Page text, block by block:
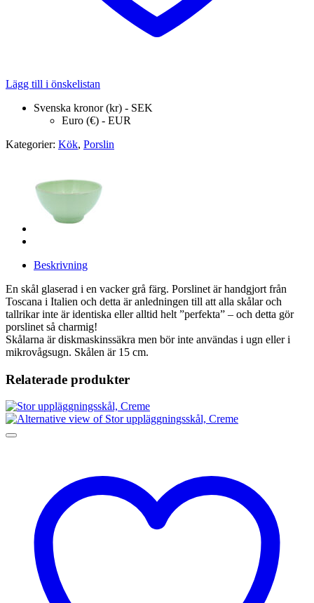
Lägg till i önskelistan
Svenska kronor (kr) - SEK
Euro (€) - EUR
Kategorier: Kök, Porslin
Beskrivning
En skål glaserad i en vacker grå färg. Porslinet är handgjort från
Toscana i Italien och detta är anledningen till att alla skålar och
tallrikar inte är identiska eller alltid helt ”perfekta” – och detta gör
porslinet så charmig!
Skålarna är diskmaskinssäkra men bör inte användas i ugn eller i
mikrovågsugn. Skålen är 15 cm.
Relaterade produkter